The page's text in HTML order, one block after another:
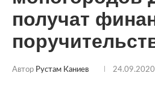
получат
Автор Рустам Каниев 24.09.2020